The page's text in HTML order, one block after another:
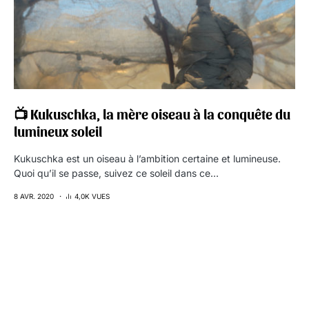
📺 Kukuschka, la mère oiseau à la conquête du
lumineux soleil
Kukuschka est un oiseau à l’ambition certaine et lumineuse.
Quoi qu’il se passe, suivez ce soleil dans ce…
8 AVR. 2020 4,0K VUES